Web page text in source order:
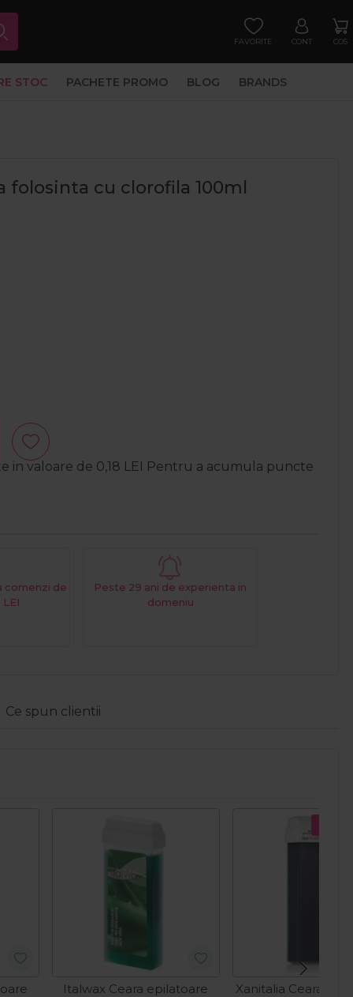
FAVORITE CONT COS
STOC PACHETE PROMO BLOG BRANDS
cu clorofila 100ml
in valoare de 0,18 LEI Pentru a acumula puncte
comenzi de
Peste 29 ani de experienta in
domeniu
Ce spun clientii
Italwax Ceara epilatoare
Xanitalia Ceara de